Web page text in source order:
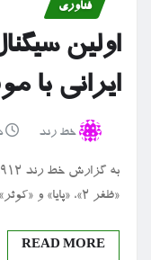
فناوری
اولین
ایرانی با
خط رند
«ظفر ۲»، «پایا» و «کوثر» که عصر امروز…
READ MORE